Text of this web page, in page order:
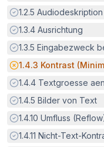
Erfüllt:
1.2.5
Erfüllt:
1.3.4 Ausrichtung
Erfüllt:
1.3.5 Eingabezweck
Potenzielle Barriere:
1.4.3 Kontrast
Erfüllt:
1.4.4 Textgroesse
Erfüllt:
1.4.5 Bilder von Text
Erfüllt:
1.4.10 Umfluss
Erfüllt:
1.4.11 Nicht-Text-